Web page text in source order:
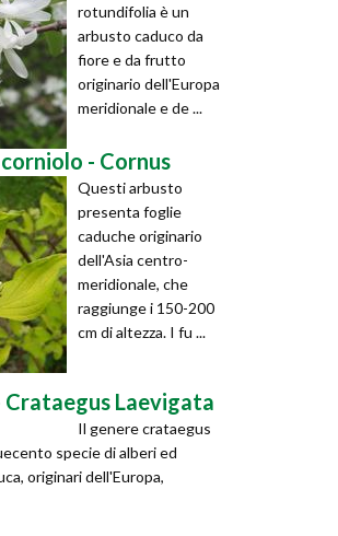
rotundifolia è un
arbusto caduco da
fiore e da frutto
originario dell'Europa
meridionale e de ...
- Cornus
Questi arbusto
presenta foglie
caduche originario
dell'Asia centro-
meridionale, che
raggiunge i 150-200
cm di altezza. I fu ...
Crataegus Laevigata
Il genere crataegus
specie di alberi ed
originari dell'Europa,